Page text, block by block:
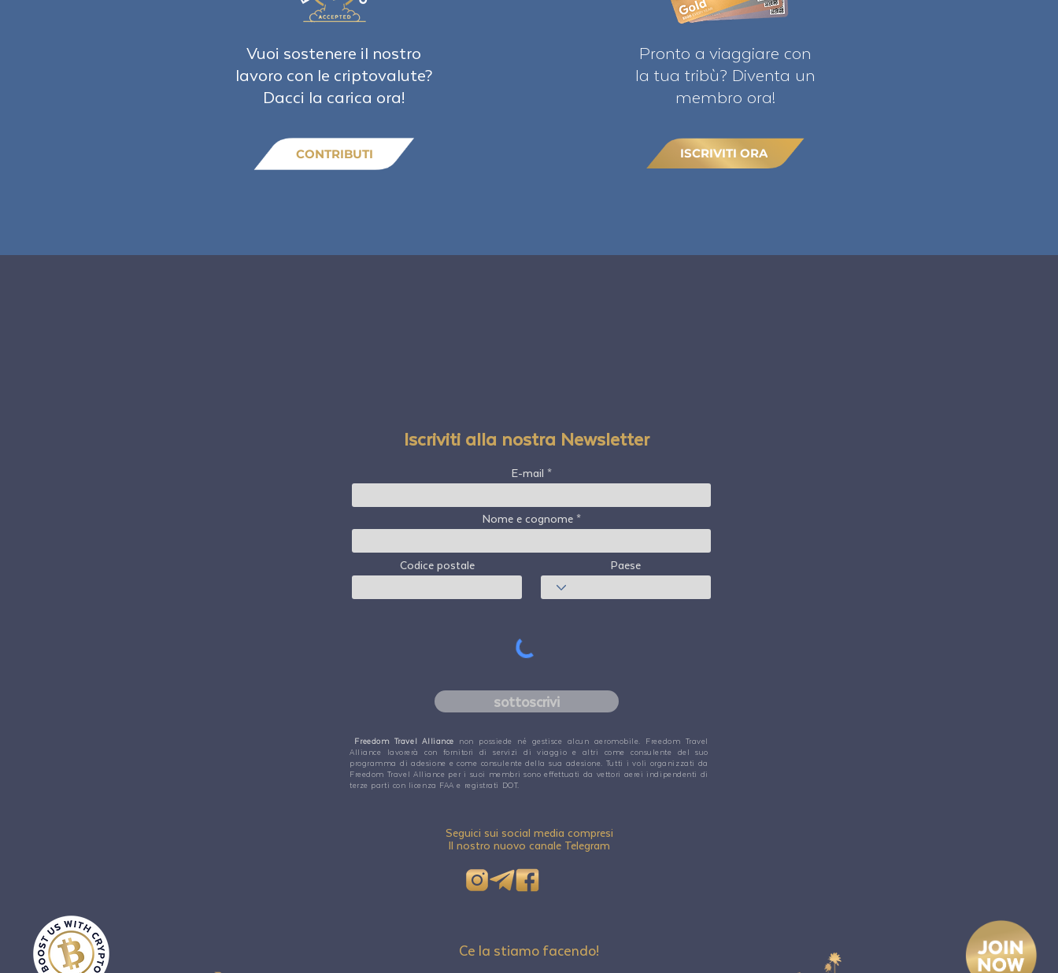
Vuoi sostenere il nostro
lavoro con le criptovalute?
Dacci la carica ora!
CONTRIBUTI
Pronto a viaggiare con
la tua tribù? Diventa un
membro ora!
ISCRIVITI ORA
Iscriviti alla nostra Newsletter
E-mail
Nome e cognome
Codice postale Paese
sottoscrivi
Freedom Travel Alliance non possiede né gestisce alcun aeromobile. Freedom Travel
Alliance lavorerà con fornitori di servizi di viaggio e altri come consulente del suo
programma di adesione e come consulente della sua adesione. Tutti i voli organizzati da
Freedom Travel Alliance per i suoi membri sono effettuati da vettori aerei indipendenti di
terze parti con licenza FAA e registrati DOT.
Seguici sui social media compresi
Il nostro nuovo canale Telegram
Ce la stiamo facendo!